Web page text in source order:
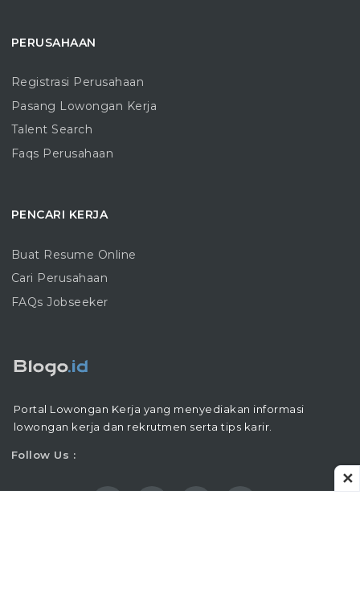
PERUSAHAAN
Registrasi Perusahaan
Pasang Lowongan Kerja
Talent Search
Faqs Perusahaan
PENCARI KERJA
Buat Resume Online
Cari Perusahaan
FAQs Jobseeker
Portal Lowongan Kerja yang menyediakan informasi
lowongan kerja dan rekrutmen serta tips karir.
Follow Us :
✕